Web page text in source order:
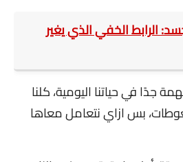
الرابط الخفي الذي يغير
جدًا في حياتنا اليومية، كلنا
بس ازاي نتعامل معاها